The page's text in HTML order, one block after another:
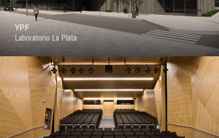
YPF
Laboratorio La Plata
PROYECTO